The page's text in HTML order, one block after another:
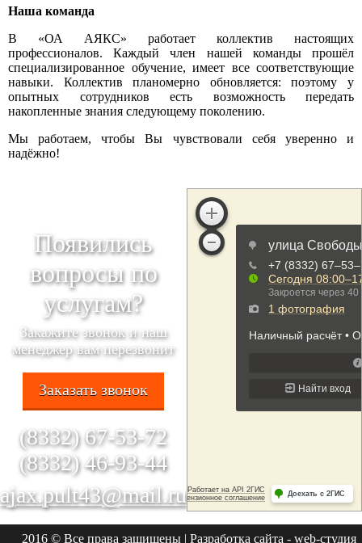
Наша команда
В «ОА АЯКС» работает коллектив
настоящих
профессионалов.Каждый член нашей команды
прошёл
специализированное обучение, имеет все соответствующие
навыки. Коллектив планомерно обновляется:поэтому
у
опытных
сотрудников есть возможность
передать
накопленные знания следующему поколению.
Мы
работаем,чтобы Вы чувствовали себя уверенно
и
надёжно!
Появились
вопросы по
услугам?
Закажите звонок и наш
менеджер вам перезвонит
Заказать звонок
(8332) 67-53-72
(8332) 46-93-44
ajax.pult43@mail.ru
2016 © Все права защищены | Разработка сайта - web-студия